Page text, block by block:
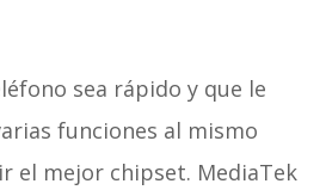
sea rápido y que le
funciones al mismo
el mejor chipset. MediaTek